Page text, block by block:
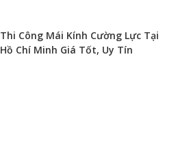
Thi Công Mái Kính Cường Lực Tại
Hồ Chí Minh Giá Tốt, Uy Tín